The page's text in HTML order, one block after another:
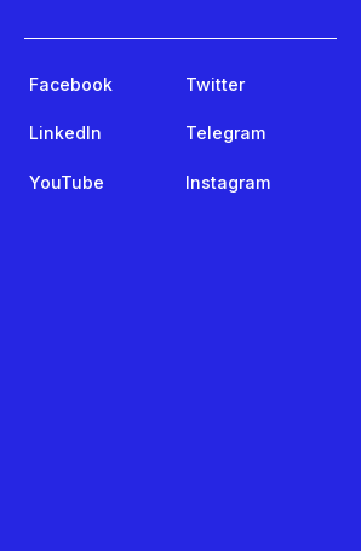
Facebook Twitter
LinkedIn Telegram
YouTube Instagram